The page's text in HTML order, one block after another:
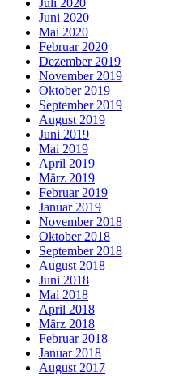
Juni 2020
Mai 2020
Februar 2020
Dezember 2019
November 2019
Oktober 2019
September 2019
August 2019
Juni 2019
Mai 2019
April 2019
März 2019
Februar 2019
Januar 2019
November 2018
Oktober 2018
September 2018
August 2018
Juni 2018
Mai 2018
April 2018
März 2018
Februar 2018
Januar 2018
August 2017